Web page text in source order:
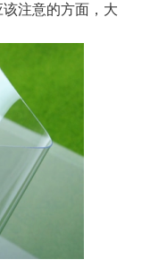
注意的方面，大